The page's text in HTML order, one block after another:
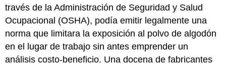
través de la Administración de Seguridad y Salud
Ocupacional (OSHA), podía emitir legalmente una
norma que limitara la exposición al polvo de algodón
en el lugar de trabajo sin antes emprender un
análisis costo-beneficio. Una docena de fabricantes